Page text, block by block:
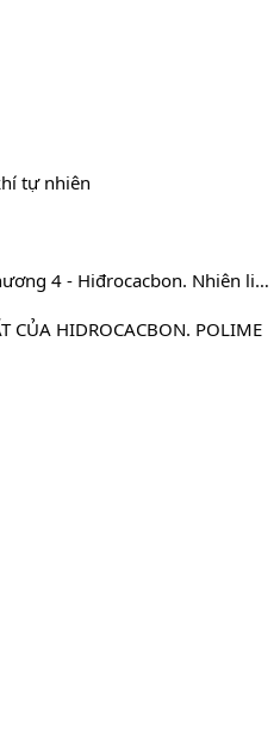
tự nhiên
Bài 42: Luyện tập chương 4 - Hiđrocacbon. Nhiên liệu
CỦA HIDROCACBON. POLIME